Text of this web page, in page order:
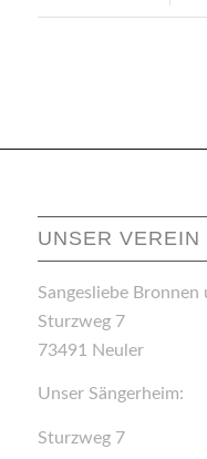
UNSER VEREIN
Sangesliebe Bronnen
Sturzweg 7
73491 Neuler
Unser Sängerheim:
Sturzweg 7